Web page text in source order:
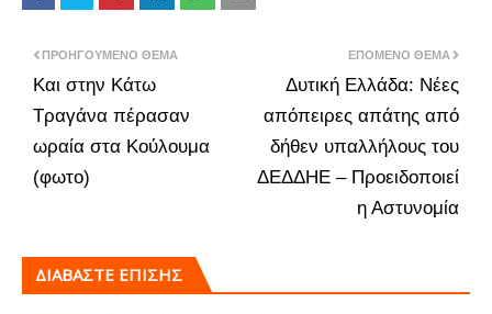
ΕΠΌΜΕΝΟ ΘΈΜΑ
Δυτική Ελλάδα: Νέες
απόπειρες απάτης από
δήθεν υπαλλήλους του
ΔΕΔΔΗΕ – Προειδοποιεί
η Αστυνομία
ΠΡΟΗΓΟΎΜΕΝΟ ΘΈΜΑ
Και στην Κάτω
Τραγάνα πέρασαν
ωραία στα Κούλουμα
(φωτο)
ΔΙΑΒΑΣΤΕ ΕΠΙΣΗΣ